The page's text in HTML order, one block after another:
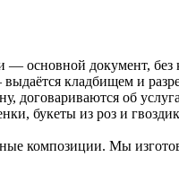
— основной документ,
кладбищем и
договариваются об
букеты из роз и
композиции. Мы